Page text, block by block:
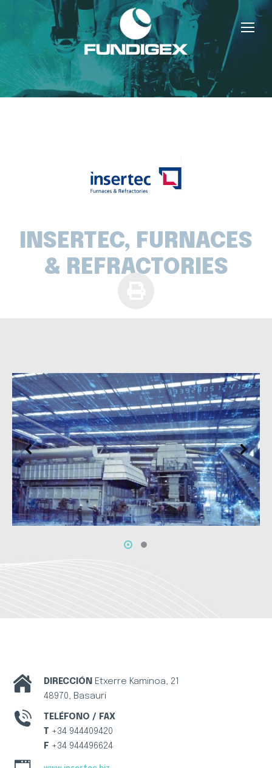
INSERTEC, FURNACES
& REFRACTORIES
DIRECCIÓN Etxerre Kaminoa, 21
48970, Basauri
TELÉFONO / FAX
T +34 944409420
F +34 944496624